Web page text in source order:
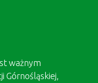
ważnym
Górnośląskiej,